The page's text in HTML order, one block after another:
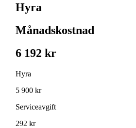
Hyra
Månadskostnad
6 192 kr
Hyra
5 900 kr
Serviceavgift
292 kr